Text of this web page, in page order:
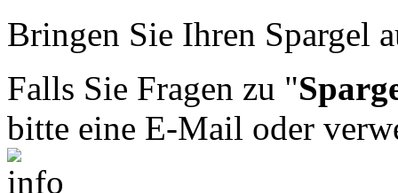
Bringen Sie Ihren Spargel
Falls Sie Fragen zu "
bitte eine E-Mail oder